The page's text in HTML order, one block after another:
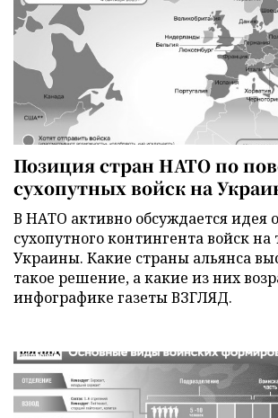
Позиция стран НАТО по
сухопутных войск на
В НАТО активно обсуждается идея
сухопутного контингента войск
Украины. Какие страны альянса
такое решение, а какие из них
инфографике газеты ВЗГЛЯД.